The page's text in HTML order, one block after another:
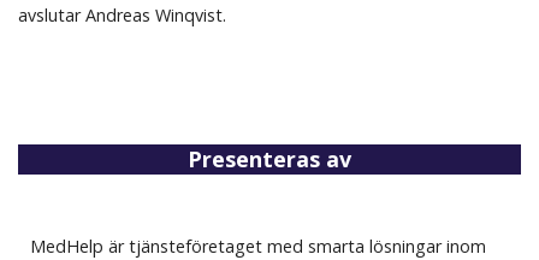
avslutar Andreas Winqvist.
Presenteras av
MedHelp är tjänsteföretaget med smarta lösningar inom